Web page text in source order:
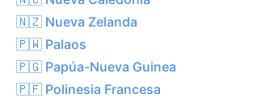
🇳🇿 Nueva Zelanda
🇵🇼 Palaos
🇵🇬 Papúa-Nueva Guinea
🇵🇫 Polinesia Francesa